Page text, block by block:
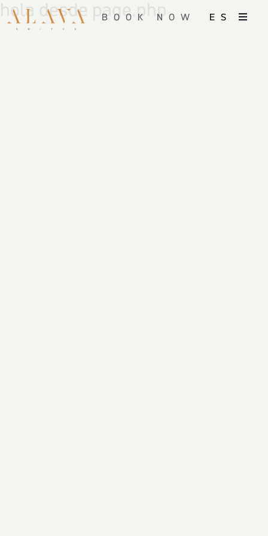
BOOK NOW ES
hola desde page.php